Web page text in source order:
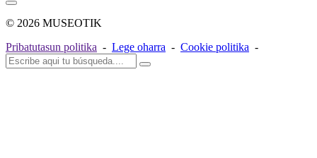
© 2026 MUSEOTIK
Pribatutasun politika - Lege oharra - Cookie politika -